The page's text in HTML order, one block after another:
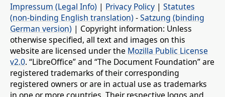
Impressum (Legal Info) | Privacy Policy | Statutes
(non-binding English translation) -Satzung (binding
German version) | Copyright information: Unless
otherwise specified, all text and images on this
website are licensed under the Mozilla Public License
v2.0. “LibreOffice” and “The Document Foundation” are
registered trademarks of their corresponding
registered owners or are in actual use as trademarks